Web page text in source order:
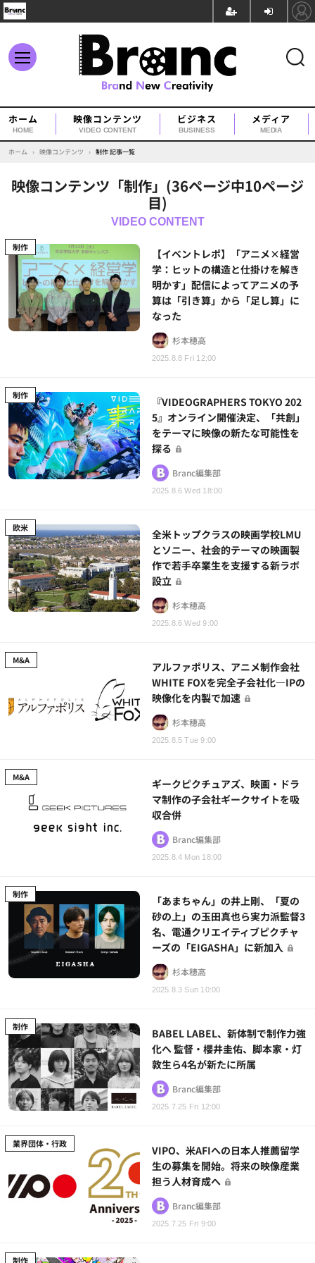
ホーム
HOME
映像コンテンツ
VIDEO CONTENT
ビジネス
BUSINESS
メディア
MEDIA
ホーム › 映像コンテンツ › 制作 記事一覧
映像コンテンツ「制作」(36ページ中10ページ
目)
制作
2025.8.8 Fri 12:00
【イベントレポ】「アニメ×経営
学：ヒットの構造と仕掛けを解き
明かす」配信によってアニメの予
算は「引き算」から「足し算」に
なった
杉本穂高
制作
2025.8.6 Wed 18:00
『VIDEOGRAPHERS TOKYO 202
5』オンライン開催決定、「共創」
をテーマに映像の新たな可能性を
探る
Branc編集部
欧米
2025.8.6 Wed 9:00
全米トップクラスの映画学校LMU
とソニー、社会的テーマの映画製
作で若手卒業生を支援する新ラボ
設立
杉本穂高
M&A
2025.8.5 Tue 9:00
アルファポリス、アニメ制作会社
WHITE FOXを完全子会社化―IPの
映像化を内製で加速
杉本穂高
M&A
2025.8.4 Mon 18:00
ギークピクチュアズ、映画・ドラ
マ制作の子会社ギークサイトを吸
収合併
Branc編集部
制作
2025.8.3 Sun 10:00
「あまちゃん」の井上剛、「夏の
砂の上」の玉田真也ら実力派監督3
名、電通クリエイティブピクチャ
ーズの「EIGASHA」に新加入
杉本穂高
制作
2025.7.25 Fri 12:00
BABEL LABEL、新体制で制作力強
化へ 監督・櫻井圭佑、脚本家・灯
敦生ら4名が新たに所属
Branc編集部
業界団体・行政
2025.7.25 Fri 9:00
VIPO、米AFIへの日本人推薦留学
生の募集を開始。将来の映像産業
担う人材育成へ
Branc編集部
制作